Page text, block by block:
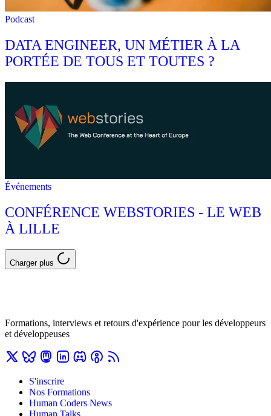
Podcast
DATA ENGINEER, UN MÉTIER À LA
PORTÉE DE TOUS ET TOUTES ?
Événements
CONFÉRENCE WEBSTORIES - LE WEB
À LILLE
Charger plus
Formations, interviews et retours d'expérience pour les développeurs
et développeuses
S'inscrire
Nos Formations
Human Coders News
Human Talks